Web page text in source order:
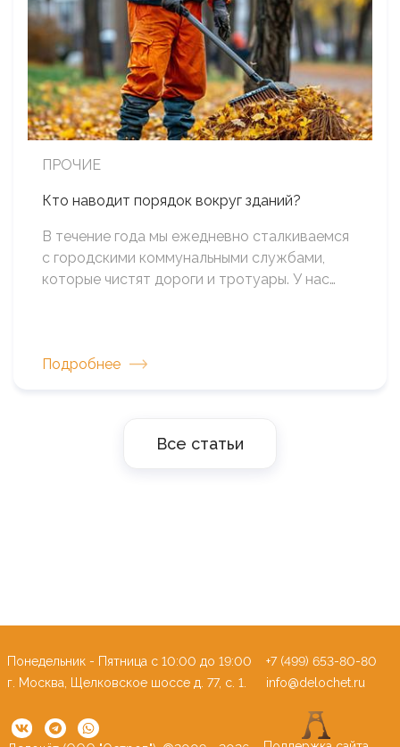
ПРОЧИЕ
Кто наводит порядок вокруг зданий?
В течение года мы ежедневно сталкиваемся
с городскими коммунальными службами,
которые чистят дороги и тротуары. У нас…
Подробнее
Все статьи
Понедельник - Пятница c 10:00 до 19:00
г. Москва, Щелковское шоссе д. 77, с. 1.
+7 (499) 653-80-80
info@delochet.ru